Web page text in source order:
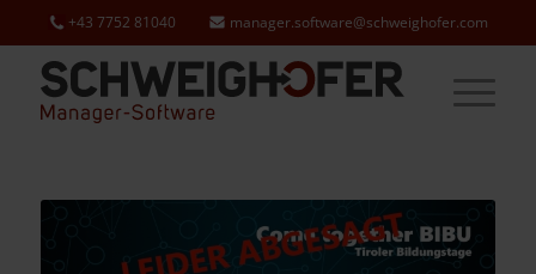
+43 7752 81040 manager.software@schweighofer.com